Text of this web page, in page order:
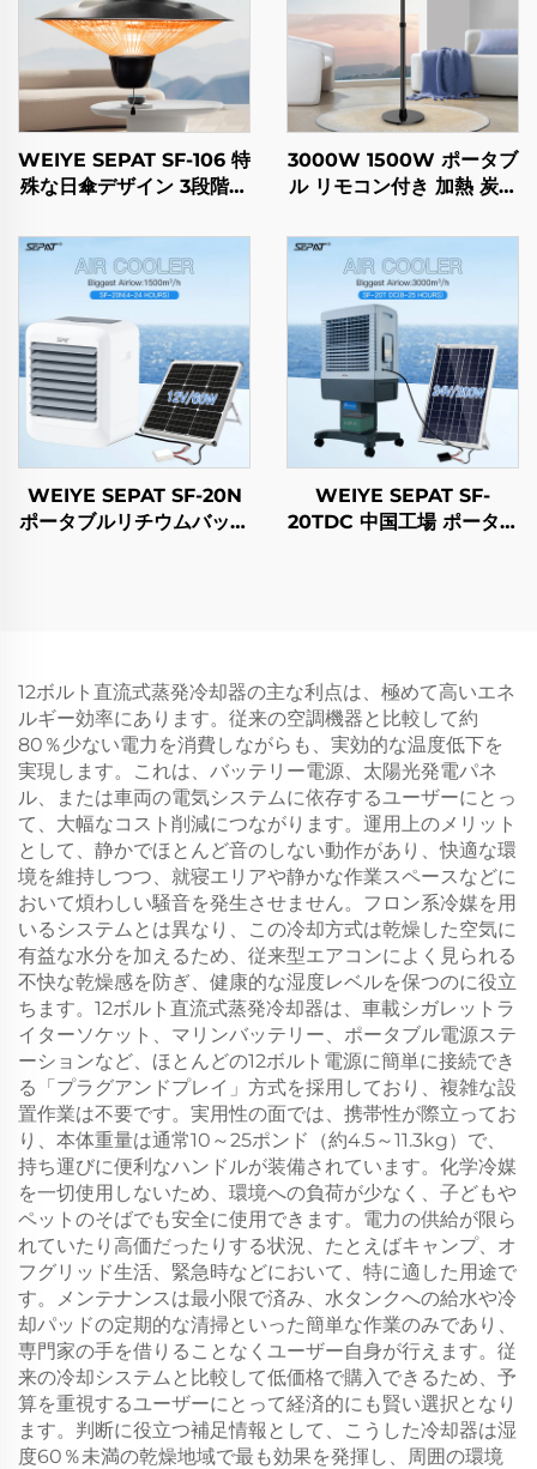
WEIYE SEPAT SF-106 特
殊な日傘デザイン 3段階調
ューブヒーター IP65
3000W 1500W ポータブ
ル リモコン付き 加熱 炭素
ンド付き IP44
WEIYE SEPAT SF-20N
ポータブルリチウムバッテ
WEIYE SEPAT SF-
20TDC 中国工場 ポータブ
12ボルト直流式蒸発冷却器の主な利点は、極めて高いエネ
ルギー効率にあります。従来の空調機器と比較して約
80％少ない電力を消費しながらも、実効的な温度低下を
実現します。これは、バッテリー電源、太陽光発電パネ
ル、または車両の電気システムに依存するユーザーにとっ
て、大幅なコスト削減につながります。運用上のメリット
として、静かでほとんど音のしない動作があり、快適な環
境を維持しつつ、就寝エリアや静かな作業スペースなどに
おいて煩わしい騒音を発生させません。フロン系冷媒を用
いるシステムとは異なり、この冷却方式は乾燥した空気に
有益な水分を加えるため、従来型エアコンによく見られる
不快な乾燥感を防ぎ、健康的な湿度レベルを保つのに役立
ちます。12ボルト直流式蒸発冷却器は、車載シガレットラ
イターソケット、マリンバッテリー、ポータブル電源ステ
ーションなど、ほとんどの12ボルト電源に簡単に接続でき
る「プラグアンドプレイ」方式を採用しており、複雑な設
置作業は不要です。実用性の面では、携帯性が際立ってお
り、本体重量は通常10～25ポンド（約4.5～11.3kg）で、
持ち運びに便利なハンドルが装備されています。化学冷媒
を一切使用しないため、環境への負荷が少なく、子どもや
ペットのそばでも安全に使用できます。電力の供給が限ら
れていたり高価だったりする状況、たとえばキャンプ、オ
フグリッド生活、緊急時などにおいて、特に適した用途で
す。メンテナンスは最小限で済み、水タンクへの給水や冷
却パッドの定期的な清掃といった簡単な作業のみであり、
専門家の手を借りることなくユーザー自身が行えます。従
来の冷却システムと比較して低価格で購入できるため、予
算を重視するユーザーにとって経済的にも賢い選択となり
ます。判断に役立つ補足情報として、こうした冷却器は湿
度60％未満の乾燥地域で最も効果を発揮し、周囲の環境